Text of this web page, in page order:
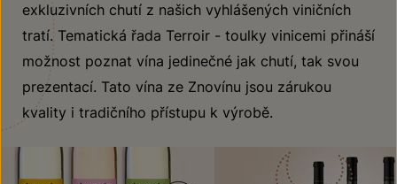
exkluzivních chutí z našich vyhlášených viničních
tratí. Tematická řada Terroir - toulky vinicemi přináší
možnost poznat vína jedinečné jak chutí, tak svou
prezentací. Tato vína ze Znovínu jsou zárukou
kvality i tradičního přístupu k výrobě.